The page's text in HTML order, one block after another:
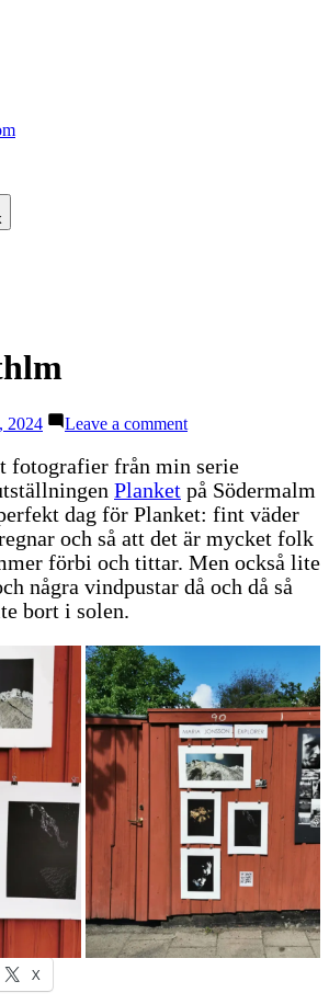
2024 Leave a commenton
Sthlm
fotografier från min serie
Planket på Södermalm
dag för Planket: fint väder
och så att det är mycket folk
förbi och tittar. Men också lite
några vindpustar då och då så
bort i solen.
X